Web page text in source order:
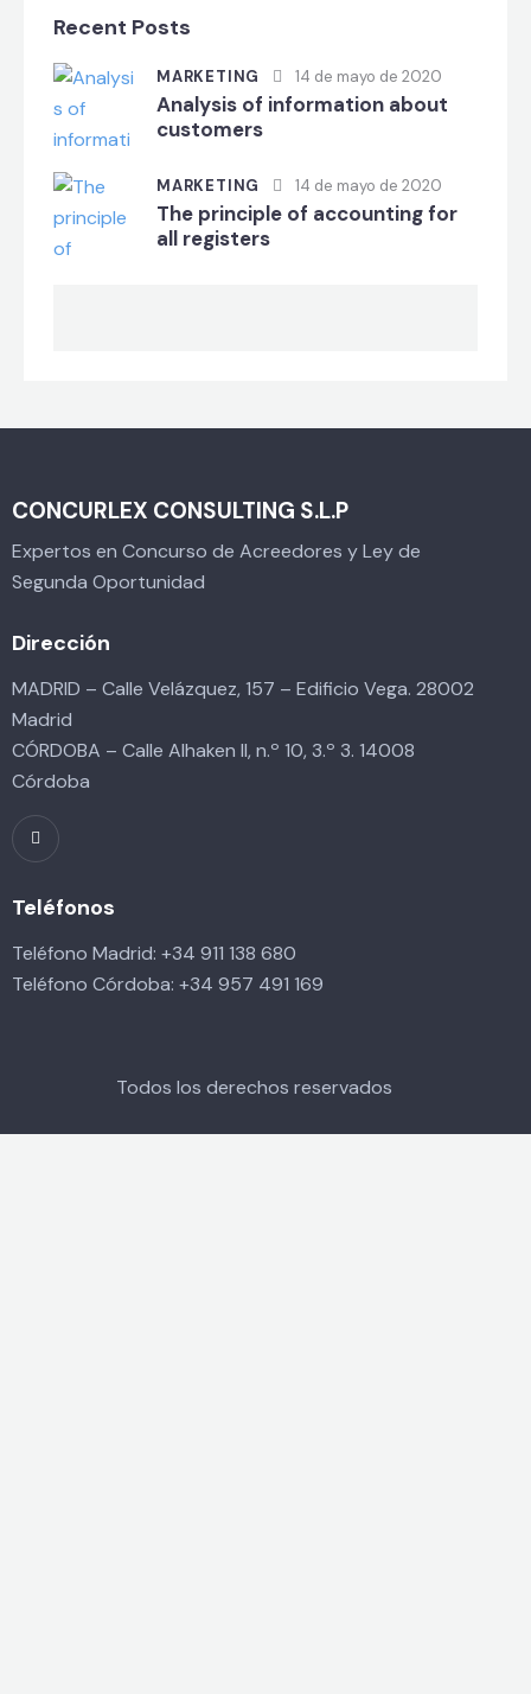
Recent Posts
MARKETING 14 de mayo de 2020
Analysis of information about
customers
MARKETING 14 de mayo de 2020
The principle of accounting for
all registers
CONCURLEX CONSULTING S.L.P
Expertos en Concurso de Acreedores y Ley de
Segunda Oportunidad
Dirección
MADRID – Calle Velázquez, 157 – Edificio Vega. 28002
Madrid
CÓRDOBA – Calle Alhaken II, n.º 10, 3.º 3. 14008
Córdoba
Teléfonos
Teléfono Madrid: +34 911 138 680
Teléfono Córdoba: +34 957 491 169
Todos los derechos reservados